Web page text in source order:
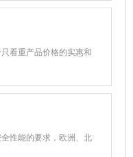
看重产品价格的实惠和
性能的要求，欧洲、北